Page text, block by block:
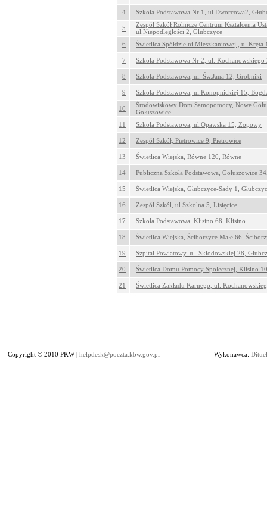
4 Szkoła Podstawowa Nr 1, ul.Dworcowa2,
5
Zespół Szkół Rolnicze Centrum Kształcenia
ul.Niepodległości 2, Głubczyce
6
Świetlica Spółdzielni Mieszkaniowej , ul.Kręta
7 Szkoła Podstawowa Nr 2, ul. Kochanowskiego
8 Szkoła Podstawowa, ul. Św.Jana 12, Grobniki
9 Szkoła Podstawowa, ul.Konopnickiej 15,
10
Środowiskowy Dom Samopomocy, Nowe
Gołuszowice
11
Szkoła Podstawowa, ul.Opawska 15, Zopowy
12 Zespół Szkół, Pietrowice 9, Pietrowice
13 Świetlica Wiejska, Równe 120, Równe
14 Publiczna Szkoła Podstawowa, Gołuszowice
15 Świetlica Wiejska, Głubczyce-Sady 1,
16 Zespół Szkół, ul.Szkolna 5, Lisięcice
17 Szkoła Podstawowa, Klisino 68, Klisino
18 Świetlica Wiejska, Ściborzyce Małe 66,
19 Szpital Powiatowy. ul. Skłodowskiej 28,
20 Świetlica Domu Pomocy Społecznej, Klisino
21 Świetlica Zakładu Karnego, ul.
Copyright © 2010 PKW | helpdesk@poczta.kbw.gov.pl Wykonawca: